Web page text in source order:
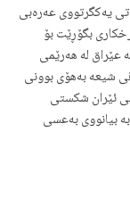
یەکگرتووی عەرەبی
بگۆڕێت بۆ
عێراق لە هەرێمی
شیعە بەهۆی بوونی
ئێران شکستی
بیانووی بەعسی